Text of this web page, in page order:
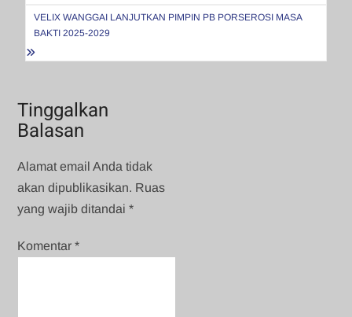
VELIX WANGGAI LANJUTKAN PIMPIN PB PORSEROSI MASA
BAKTI 2025-2029
Tinggalkan
Balasan
Alamat email Anda tidak
akan dipublikasikan. Ruas
yang wajib ditandai*
Komentar*